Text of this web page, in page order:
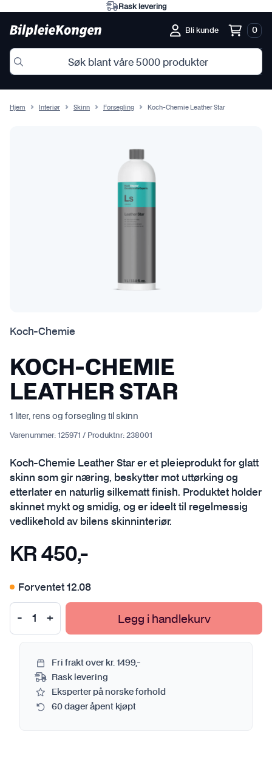
Rask levering
Bli kunde 0
Hjem Interiør Skinn Forsegling Koch-Chemie Leather Star
Koch-Chemie
KOCH-CHEMIE
LEATHER STAR
1 liter, rens og forsegling til skinn
Varenummer: 125971 / Produktnr: 238001
Koch-Chemie Leather Star er et pleieprodukt for glatt
skinn som gir næring, beskytter mot uttørking og
etterlater en naturlig silkematt finish. Produktet holder
skinnet mykt og smidig, og er ideelt til regelmessig
vedlikehold av bilens skinninteriør.
KR 450,-
Forventet 12.08
Legg i handlekurv
Fri frakt over kr. 1499,-
Rask levering
Eksperter på norske forhold
60 dager åpent kjøpt